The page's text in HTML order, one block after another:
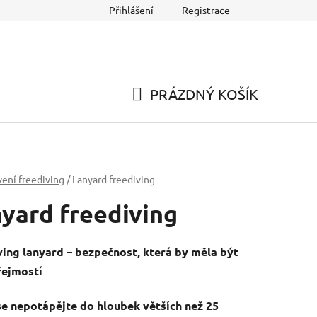
Přihlášení Registrace
PRÁZDNÝ KOŠÍK
freediving / Lanyard freediving
freediving
lanyard – bezpečnost, která by měla být
nepotápějte do hloubek větších než 25